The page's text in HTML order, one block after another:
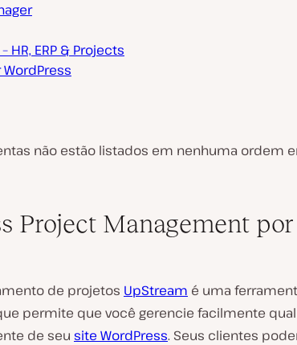
HR, ERP & Projects
não estão listados em nenhuma ordem
Project Management por
de projetos UpStream é uma
permite que você gerencie facilmente
de seu site WordPress. Seus clientes